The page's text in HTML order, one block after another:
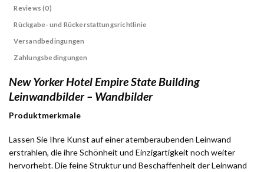
Reviews (0)
Rückgabe- und Rückerstattungsrichtlinie
Versandbedingungen
Zahlungsbedingungen
New Yorker Hotel Empire State Building
Leinwandbilder – Wandbilder
Produktmerkmale
Lassen Sie Ihre Kunst auf einer atemberaubenden Leinwand
erstrahlen, die ihre Schönheit und Einzigartigkeit noch weiter
hervorhebt. Die feine Struktur und Beschaffenheit der Leinwand